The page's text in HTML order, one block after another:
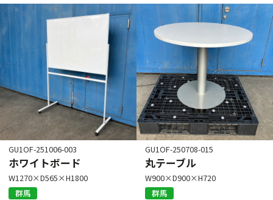
GU1OF-251006-003
ホワイトボード
W1270×D565×H1800
群馬
GU1OF-250708-015
丸テーブル
W900×D900×H720
群馬